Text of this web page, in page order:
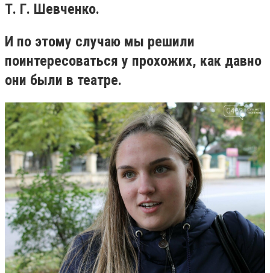
Т. Г. Шевченко.
И по этому случаю мы решили
поинтересоваться у прохожих, как давно
они были в театре.